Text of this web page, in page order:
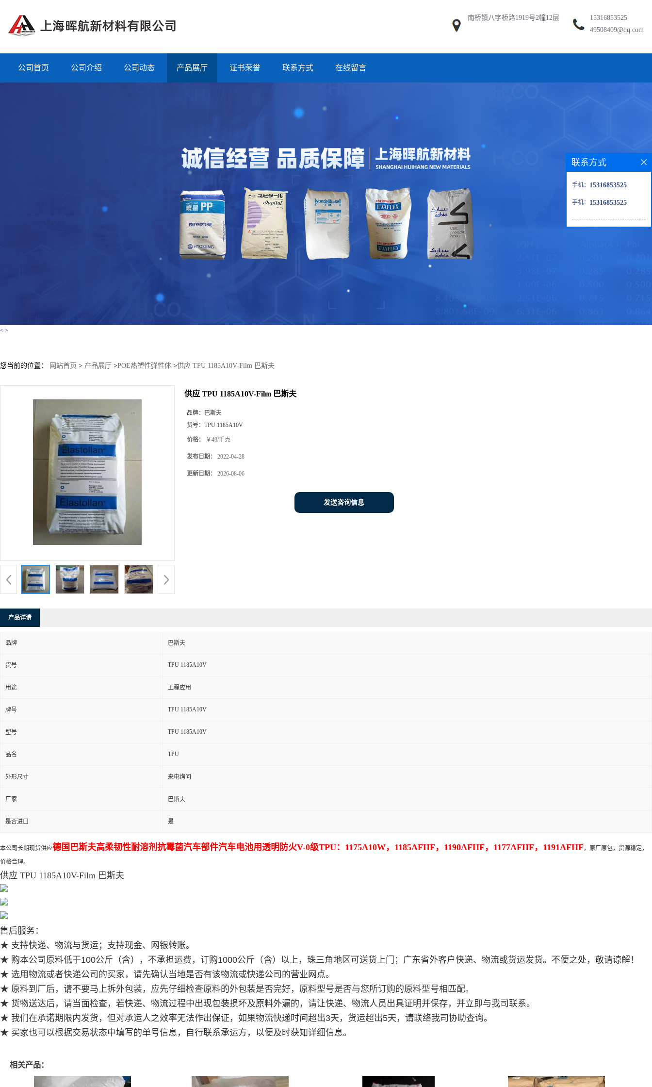
南桥镇八字桥路1919号2幢12层
15316853525
49508409@qq.com
公司首页 公司介绍 公司动态 产品展厅 证书荣誉 联系方式 在线留言
< >
您当前的位置： 网站首页 > 产品展厅 >POE热塑性弹性体 >供应 TPU 1185A10V-Film 巴斯夫
供应 TPU 1185A10V-Film 巴斯夫
品牌：
巴斯夫
货号： TPU 1185A10V
价格： ￥49/千克
发布日期： 2022-04-28
更新日期： 2026-08-06
发送咨询信息
产品详请
品牌 巴斯夫
货号 TPU 1185A10V
用途 工程应用
牌号 TPU 1185A10V
型号 TPU 1185A10V
品名 TPU
外形尺寸 来电询问
厂家 巴斯夫
是否进口 是
本公司长期现货供应德国巴斯夫高柔韧性耐溶剂抗霉菌汽车部件汽车电池用透明防火V-0级TPU：1175A10W，1185AFHF，1190AFHF，1177AFHF，1191AFHF，原厂原包，货源稳定，
价格合理。
供应 TPU 1185A10V-Film 巴斯夫
售后服务：
★ 支持快递、物流与货运；支持现金、网银转账。
★ 购本公司原料低于100公斤（含），不承担运费，订购1000公斤（含）以上，珠三角地区可送货上门；广东省外客户快递、物流或货运发货。不便之处，敬请谅解！
★ 选用物流或者快递公司的买家，请先确认当地是否有该物流或快递公司的营业网点。
★ 原料到厂后，请不要马上拆外包装，应先仔细检查原料的外包装是否完好，原料型号是否与您所订购的原料型号相匹配。
★ 货物送达后，请当面检查，若快递、物流过程中出现包装损坏及原料外漏的，请让快递、物流人员出具证明并保存，并立即与我司联系。
★ 我们在承诺期限内发货，但对承运人之效率无法作出保证，如果物流快递时间超出3天，货运超出5天，请联络我司协助查询。
★ 买家也可以根据交易状态中填写的单号信息，自行联系承运方，以便及时获知详细信息。
相关产品：
联系方式
手机： 15316853525
手机： 15316853525